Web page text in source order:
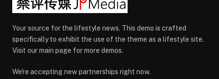
Your source for the lifestyle news. This demo is crafted
specifically to exhibit the use of the theme as a lifestyle site.
Visit our main page for more demos.
We're accepting new partnerships right now.